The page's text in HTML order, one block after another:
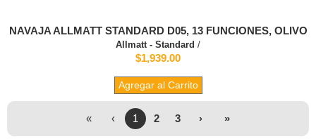
NAVAJA ALLMATT STANDARD D05, 13 FUNCIONES, OLIVO
Allmatt - Standard /
$1,939.00
Agregar al Carrito
« ‹ 1 2 3 › »